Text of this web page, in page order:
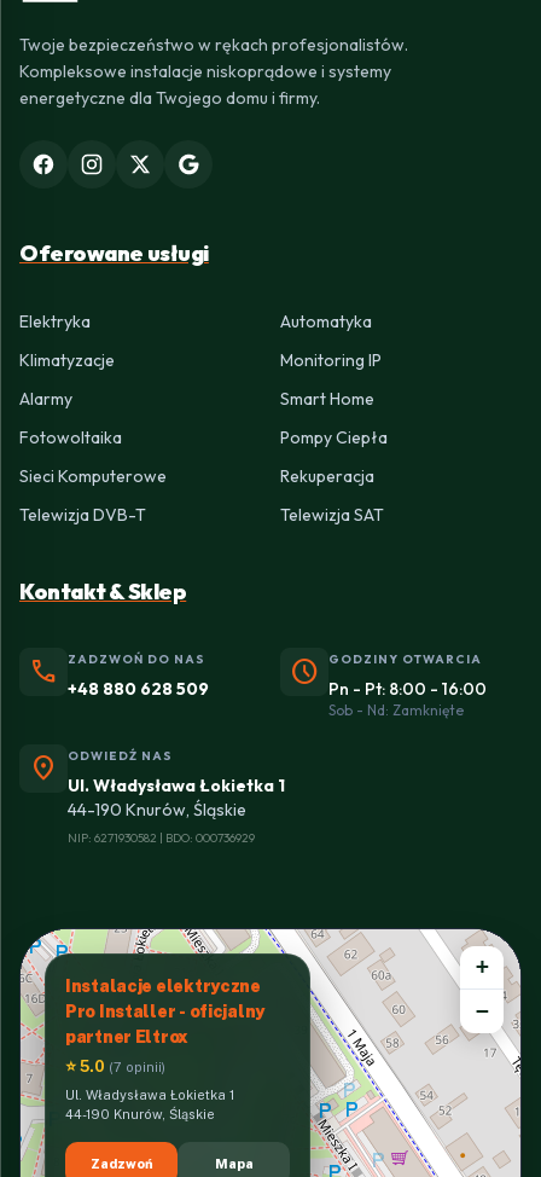
Twoje bezpieczeństwo w rękach profesjonalistów.
Kompleksowe instalacje niskoprądowe i systemy
energetyczne dla Twojego domu i firmy.
Oferowane usługi
Elektryka
Automatyka
Klimatyzacje
Monitoring IP
Alarmy
Smart Home
Fotowoltaika
Pompy Ciepła
Sieci Komputerowe
Rekuperacja
Telewizja DVB-T
Telewizja SAT
Kontakt & Sklep
phone ZADZWOŃ DO NAS
+48 880 628 509 schedule GODZINY OTWARCIA
Pn - Pt: 8:00 - 16:00
Sob - Nd: Zamknięte
location_on ODWIEDŹ NAS
Ul. Władysława Łokietka 1
44-190 Knurów, Śląskie
NIP: 6271930582 | BDO: 000736929
Instalacje elektryczne
Pro Installer - oficjalny
partner Eltrox
⭐ 5.0 (7 opinii)
Ul. Władysława Łokietka 1
44-190 Knurów, Śląskie
Zadzwoń Mapa
+
−